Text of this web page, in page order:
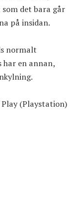
det bara går
på insidan.
normalt
har en annan,
(Playstation)